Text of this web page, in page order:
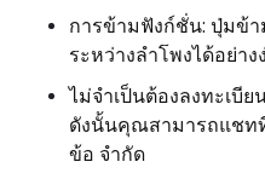
การข้ามฟังก์ชั่น: ปุ่มข้
ระหว่างลำโพงได้อย่าง
ไม่จำเป็นต้องลงทะเบีย
ดังนั้นคุณสามารถแชท
ข้อ จำกัด